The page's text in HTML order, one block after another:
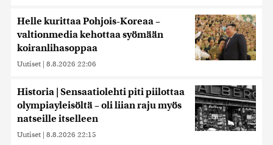
Helle kurittaa Pohjois-Koreaa –
valtionmedia kehottaa syömään
koiranlihasoppaa
Uutiset | 8.8.2026 22:06
Historia | Sensaatiolehti piti piilottaa
olympiayleisöltä – oli liian raju myös
natseille itselleen
Uutiset | 8.8.2026 22:15